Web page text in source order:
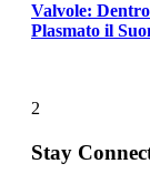
Valvole:
Plasmato il
2
Stay